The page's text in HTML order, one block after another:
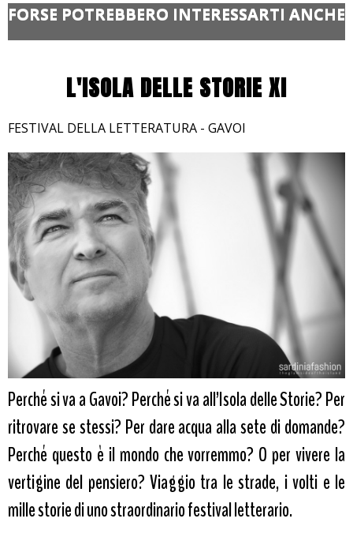
FORSE POTREBBERO INTERESSARTI ANCHE
L'ISOLA DELLE STORIE XI
FESTIVAL DELLA LETTERATURA - GAVOI
Perché si va a Gavoi? Perché si va all’Isola delle Storie? Per
ritrovare se stessi? Per dare acqua alla sete di domande?
Perché questo è il mondo che vorremmo? O per vivere la
vertigine del pensiero? Viaggio tra le strade, i volti e le
mille storie di uno straordinario festival letterario.